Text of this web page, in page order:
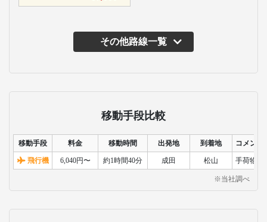
その他路線一覧
移動手段比較
移動手段 料金 移動時間 出発地 到着地 コメント
飛行機 6,040円〜 約1時間40分 成田 松山 手荷物検
※当社調べ